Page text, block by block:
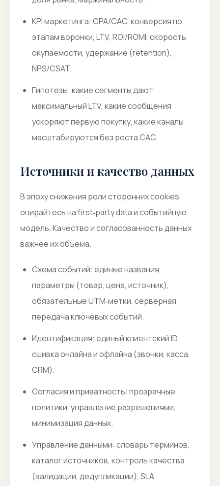
KPI маркетинга: CPA/CAC, конверсия по
этапам воронки, LTV, ROI/ROMI, скорость
окупаемости, удержание (retention),
NPS/CSAT.
Гипотезы: какие сегменты дают
максимальный LTV, какие сообщения
ускоряют первую покупку, какие каналы
масштабируются без роста CAC.
Источники и качество данных
В эпоху снижения роли сторонних cookies
опирайтесь на first‑party data и событийную
модель. Качество и согласованность данных
важнее их объема.
Схема событий: единые названия,
параметры (товар, цена, источник),
обязательные UTM‑метки, серверная
передача ключевых событий.
Идентификация: единый клиентский ID,
сшивка онлайна и офлайна (звонки, касса,
CRM).
Согласия и приватность: прозрачные
политики, управление разрешениями,
минимизация данных.
Управление данными: словарь терминов,
каталог источников, контроль качества
(валидации, дедупликации), SLA